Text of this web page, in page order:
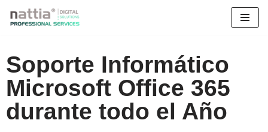
contenido
Soporte Informático
Microsoft Office 365
durante todo el Año